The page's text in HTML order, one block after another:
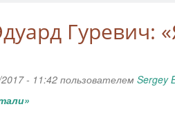
Гуревич:
- 11:42 пользователем Sergey